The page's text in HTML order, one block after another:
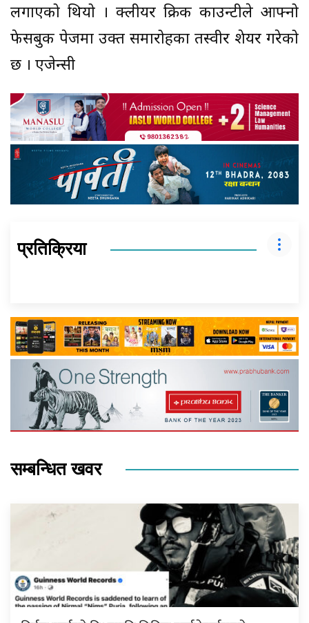
लगाएको थियो । क्लीयर क्रिक काउन्टीले आफ्नो
फेसबुक पेजमा उक्त समारोहका तस्वीर शेयर गरेको
छ । एजेन्सी
प्रतिक्रिया
सम्बन्धित खवर